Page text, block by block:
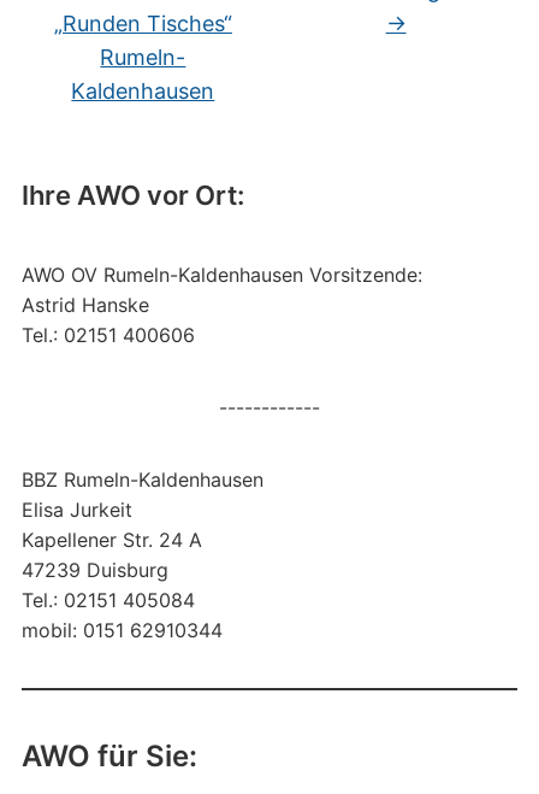
Ihre AWO vor Ort:
AWO OV Rumeln-Kaldenhausen Vorsitzende:
Astrid Hanske
Tel.: 02151 400606
------------
BBZ Rumeln-Kaldenhausen
Elisa Jurkeit
Kapellener Str. 24 A
47239 Duisburg
Tel.: 02151 405084
mobil: 0151 62910344
AWO für Sie:
„Runden Tisches“
Rumeln-
Kaldenhausen
→